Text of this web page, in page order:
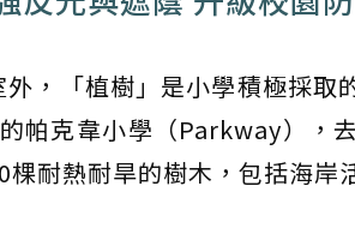
外，「植樹」是小學積極採
帕克韋小學（Parkway），
棵耐熱耐旱的樹木，包括海岸